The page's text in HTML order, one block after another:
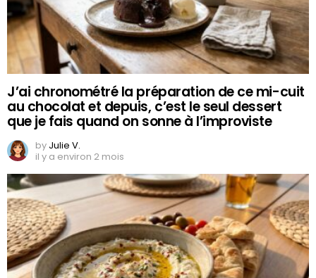
J’ai chronométré la préparation de ce mi-cuit
au chocolat et depuis, c’est le seul dessert
que je fais quand on sonne à l’improviste
by Julie V.
il y a environ 2 mois